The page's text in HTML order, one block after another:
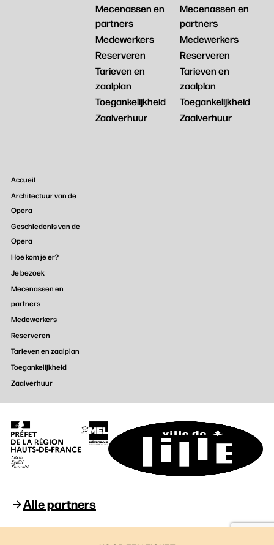
Mecenassen en
partners
Medewerkers
Reserveren
Tarieven en
zaalplan
Toegankelijkheid
Zaalverhuur
Mecenassen en
partners
Medewerkers
Reserveren
Tarieven en
zaalplan
Toegankelijkheid
Zaalverhuur
Accueil
Architectuur van de
Opera
Geschiedenis van de
Opera
Hoe kom je er?
Je bezoek
Mecenassen en
partners
Medewerkers
Reserveren
Tarieven en zaalplan
Toegankelijkheid
Zaalverhuur
Alle partners